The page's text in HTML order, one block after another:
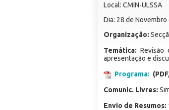
Local: CMIN-ULSSA
Dia: 28 de Novembro
Organização:
Temática: Revisão
apresentação e
Programa:
Comunic. Livres:
Envio de Resumos: